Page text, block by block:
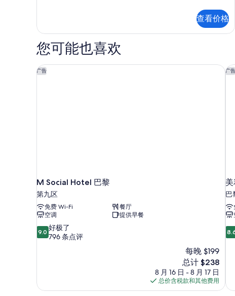
张
沙
发
床
张
大
床
和
1
张
查看价格
您可能也喜欢
广告
M Social Hotel 巴黎
第九区
免费 Wi-Fi
餐厅
空调
提供早餐
9.0
分，
了，
9.0 好极了
796 条点评
每晚 $199
新
价
格
$238
总计 $238
8 月 16 日 - 8 月 17 日
总价含税款和其他费用
M Social Hotel 巴黎 广告
巴
8.6
分
美